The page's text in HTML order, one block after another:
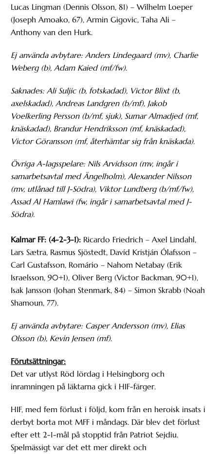
Lucas Lingman (Dennis Olsson, 81) – Wilhelm Loeper
(Joseph Amoako, 67), Armin Gigovic, Taha Ali –
Anthony van den Hurk.
Ej använda avbytare: Anders Lindegaard (mv), Charlie
Weberg (b), Adam Kaied (mf/fw).
Saknades: Ali Suljic (b, fotskadad), Victor Blixt (b,
axelskadad), Andreas Landgren (b/mf), Jakob
Voelkerling Persson (b/mf, sjuk), Sumar Almadjed (mf,
knäskadad), Brandur Hendriksson (mf, knäskadad),
Victor Göransson (mf, återhämtar sig från knäskada).
Övriga A-lagsspelare: Nils Arvidsson (mv, ingår i
samarbetsavtal med Ängelholm), Alexander Nilsson
(mv, utlånad till J-Södra), Viktor Lundberg (b/mf/fw),
Assad Al Hamlawi (fw, ingår i samarbetsavtal med J-
Södra).
Kalmar FF: (4-2-3-1): Ricardo Friedrich – Axel Lindahl,
Lars Sætra, Rasmus Sjöstedt, Davíd Kristján Ólafsson –
Carl Gustafsson, Romário – Nahom Netabay (Erik
Israelsson, 90+1), Oliver Berg (Victor Backman, 90+1),
Isak Jansson (Johan Stenmark, 84) – Simon Skrabb (Noah
Shamoun, 77).
Ej använda avbytare: Casper Andersson (mv), Elias
Olsson (b), Kevin Jensen (mf).
Förutsättningar:
Det var utlyst Röd lördag i Helsingborg och
inramningen på läktarna gick i HIF-färger.
HIF, med fem förlust i följd, kom från en heroisk insats i
derbyt borta mot MFF i måndags. Där blev det förlust
efter ett 2-1-mål på stopptid från Patriot Sejdiu.
Spelmässigt var det ett mer direkt och